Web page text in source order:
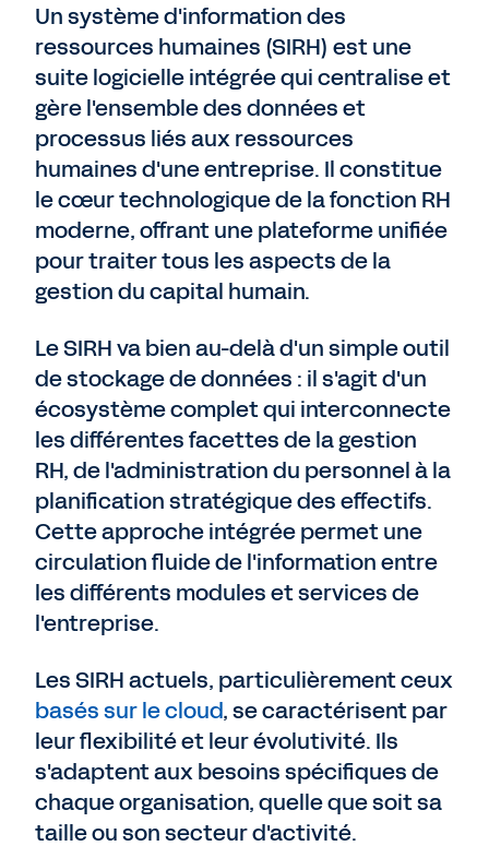
Un système d'information des
ressources humaines (SIRH) est une
suite logicielle intégrée qui centralise et
gère l'ensemble des données et
processus liés aux ressources
humaines d'une entreprise. Il constitue
le cœur technologique de la fonction RH
moderne, offrant une plateforme unifiée
pour traiter tous les aspects de la
gestion du capital humain.
Le SIRH va bien au-delà d'un simple outil
de stockage de données : il s'agit d'un
écosystème complet qui interconnecte
les différentes facettes de la gestion
RH, de l'administration du personnel à la
planification stratégique des effectifs.
Cette approche intégrée permet une
circulation fluide de l'information entre
les différents modules et services de
l'entreprise.
Les SIRH actuels, particulièrement ceux
basés sur le cloud, se caractérisent par
leur flexibilité et leur évolutivité. Ils
s'adaptent aux besoins spécifiques de
chaque organisation, quelle que soit sa
taille ou son secteur d'activité.